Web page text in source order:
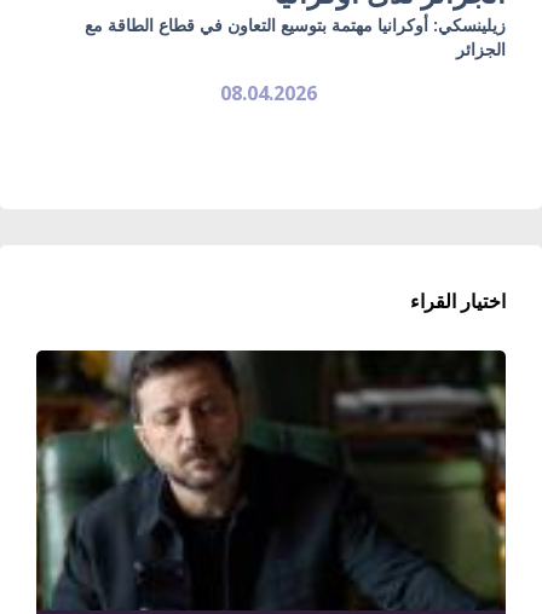
زيلينسكي: أوكرانيا مهتمة بتوسيع التعاون في قطاع الطاقة مع
الجزائر
08.04.2026
اختيار القراء